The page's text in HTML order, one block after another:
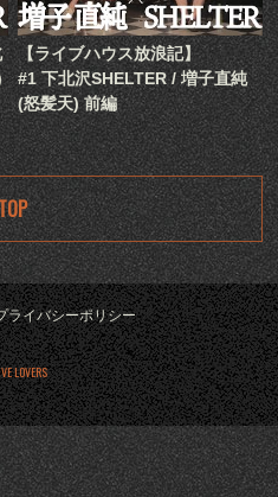
【ライブハウス放浪記】
#1 下北沢SHELTER / 増子直純
(怒髪天) 前編
ライバシーポリシー
LOVERS